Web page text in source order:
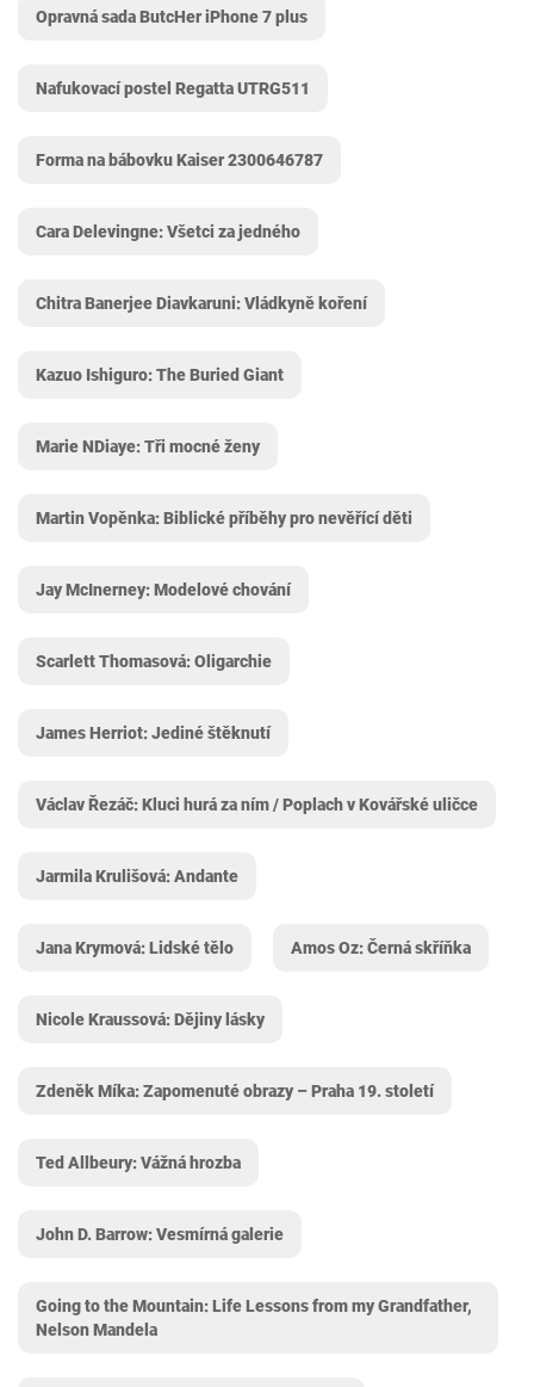
Opravná sada ButcHer iPhone 7 plus
Nafukovací postel Regatta UTRG511
Forma na bábovku Kaiser 2300646787
Cara Delevingne: Všetci za jedného
Chitra Banerjee Diavkaruni: Vládkyně koření
Kazuo Ishiguro: The Buried Giant
Marie NDiaye: Tři mocné ženy
Martin Vopěnka: Biblické příběhy pro nevěřící děti
Jay McInerney: Modelové chování
Scarlett Thomasová: Oligarchie
James Herriot: Jediné štěknutí
Václav Řezáč: Kluci hurá za ním / Poplach v Kovářské uličce
Jarmila Krulišová: Andante
Jana Krymová: Lidské tělo Amos Oz: Černá skříňka
Nicole Kraussová: Dějiny lásky
Zdeněk Míka: Zapomenuté obrazy – Praha 19. století
Ted Allbeury: Vážná hrozba
John D. Barrow: Vesmírná galerie
Going to the Mountain: Life Lessons from my Grandfather,
Nelson Mandela